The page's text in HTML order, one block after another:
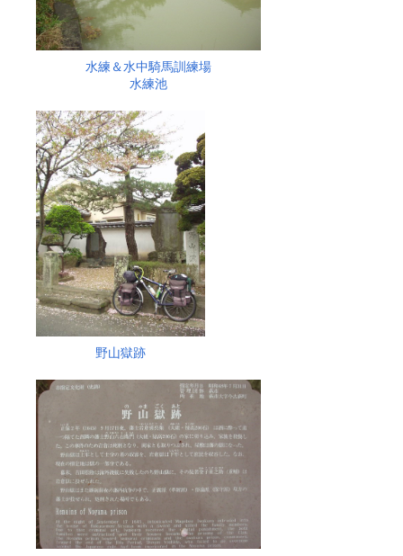
水練＆水中騎馬訓練場
水練池
野山獄跡